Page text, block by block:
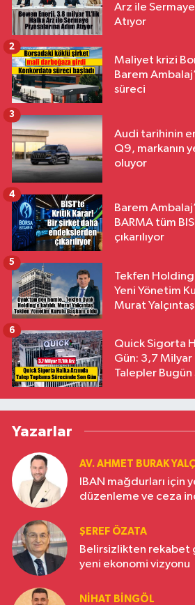
Arz ile Sermaye
Atıyor
Maliyet krizi
Barem
süreci
2
Audi tarihinin
Q9, markanın
oluyor
3
Barem
BARMA tüm
çıkarılıyor
4
Tekfen
Yeni Yönetim
Murat
5
Quick Sigorta
Gün: 3,7 Milyar
Talepler Bugün
6
Yazarlar
AV. AHMET BURAK
IBAN mağdurları için
düzenleme ve ceza
ŞEREF ÖZATA
Belirsizlikten rekabet
yeni ekonomi vizyonu
NIHAT BINGÖL